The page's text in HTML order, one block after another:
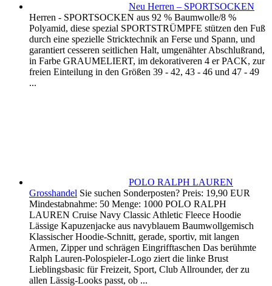
Neu Herren – SPORTSOCKEN
Herren - SPORTSOCKEN aus 92 % Baumwolle/8 %
Polyamid, diese spezial SPORTSTRÜMPFE stützen den Fuß
durch eine spezielle Stricktechnik an Ferse und Spann, und
garantiert cesseren seitlichen Halt, umgenähter Abschlußrand,
in Farbe GRAUMELIERT, im dekorativeren 4 er PACK, zur
freien Einteilung in den Größen 39 - 42, 43 - 46 und 47 - 49
...
POLO RALPH LAUREN
Grosshandel Sie suchen Sonderposten? Preis: 19,90 EUR
Mindestabnahme: 50 Menge: 1000 POLO RALPH
LAUREN Cruise Navy Classic Athletic Fleece Hoodie
Lässige Kapuzenjacke aus navyblauem Baumwollgemisch
Klassischer Hoodie-Schnitt, gerade, sportiv, mit langen
Armen, Zipper und schrägen Eingrifftaschen Das berühmte
Ralph Lauren-Polospieler-Logo ziert die linke Brust
Lieblingsbasic für Freizeit, Sport, Club Allrounder, der zu
allen Lässig-Looks passt, ob ...